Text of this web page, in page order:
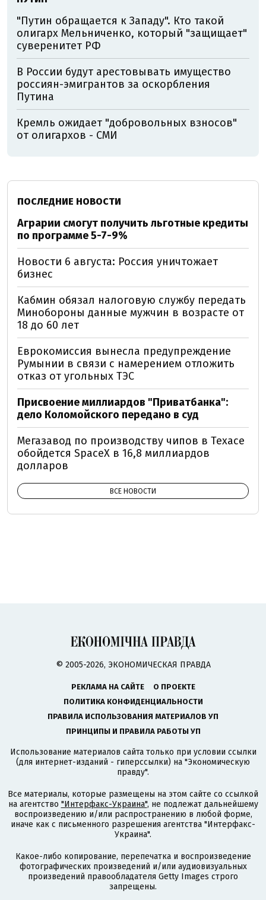
"Путин обращается к Западу". Кто такой
олигарх Мельниченко, который "защищает"
суверенитет РФ
В России будут арестовывать имущество
россиян-эмигрантов за оскорбления
Путина
Кремль ожидает "добровольных взносов"
от олигархов - СМИ
ПОСЛЕДНИЕ НОВОСТИ
Аграрии смогут получить льготные кредиты
по программе 5-7-9%
Новости 6 августа: Россия уничтожает
бизнес
Кабмин обязал налоговую службу передать
Минобороны данные мужчин в возрасте от
18 до 60 лет
Еврокомиссия вынесла предупреждение
Румынии в связи с намерением отложить
отказ от угольных ТЭС
Присвоение миллиардов "Приватбанка":
дело Коломойского передано в суд
Мегазавод по производству чипов в Техасе
обойдется SpaceX в 16,8 миллиардов
долларов
ВСЕ НОВОСТИ
© 2005-2026, ЭКОНОМИЧЕСКАЯ ПРАВДА
РЕКЛАМА НА САЙТЕ
О ПРОЕКТЕ
ПОЛИТИКА КОНФИДЕНЦИАЛЬНОСТИ
ПРАВИЛА ИСПОЛЬЗОВАНИЯ МАТЕРИАЛОВ УП
ПРИНЦИПЫ И ПРАВИЛА РАБОТЫ УП
Использование материалов сайта только при условии ссылки
(для интернет-изданий - гиперссылки) на "Экономическую
правду".
Все материалы, которые размещены на этом сайте со ссылкой
на агентство "Интерфакс-Украина", не подлежат дальнейшему
воспроизведению и/или распространению в любой форме,
иначе как с письменного разрешения агентства "Интерфакс-
Украина".
Какое-либо копирование, перепечатка и воспроизведение
фотографических произведений и/или аудиовизуальных
произведений правообладателя Getty Images строго
запрещены.